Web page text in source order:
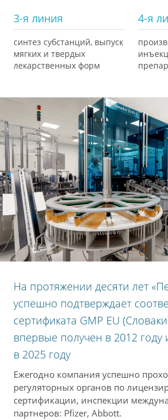
3-я линия
синтез субстанций, выпуск
мягких и твердых
лекарственных форм
4-я
На протяжении десяти лет
успешно подтверждает
сертификата GMP EU
впервые получен в 2012 году
в 2025 году
Ежегодно компания успешно
регуляторных органов по
сертификации, инспекции
партнеров: Pfizer, Abbott.